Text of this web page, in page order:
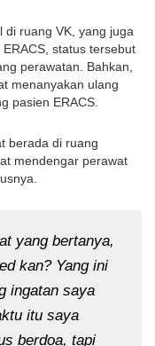
di ruang VK, yang juga
status tersebut
perawatan. Bahkan,
menanyakan ulang
pasien ERACS.
berada di ruang
mendengar perawat
yang bertanya,
kan? Yang ini
ingatan saya
itu saya
berdoa, tapi